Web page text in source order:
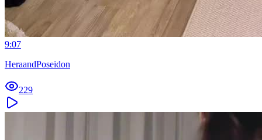
9:07
HeraandPoseidon
229